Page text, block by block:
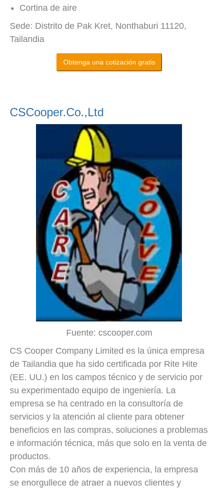
Cortina de aire
Sede: Distrito de Pak Kret, Nonthaburi 11120,
Tailandia
Obtenga una cotización gratis
CSCooper.Co.,Ltd
Fuente: cscooper.com
CS Cooper Company Limited es la única empresa
de Tailandia que ha sido certificada por Rite Hite
(EE. UU.) en los campos técnico y de servicio por
su experimentado equipo de ingeniería. La
empresa se ha centrado en la consultoría de
servicios y la atención al cliente para obtener
beneficios en las compras, soluciones a problemas
e información técnica, más que solo en la venta de
productos.
Con más de 10 años de experiencia, la empresa
se enorgullece de atraer a nuevos clientes y